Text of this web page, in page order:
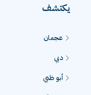
يكتشف
عجمان
دبي
أبو ظبي